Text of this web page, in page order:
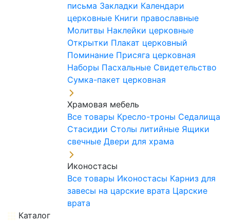
письма Закладки Календари
церковные Книги православные
Молитвы Наклейки церковные
Открытки Плакат церковный
Поминание Присяга церковная
Наборы Пасхальные Свидетельство
Сумка-пакет церковная
Храмовая мебель
Все товары Кресло-троны Седалища
Стасидии Столы литийные Ящики
свечные Двери для храма
Иконостасы
Все товары Иконостасы Карниз для
завесы на царские врата Царские
врата
Каталог